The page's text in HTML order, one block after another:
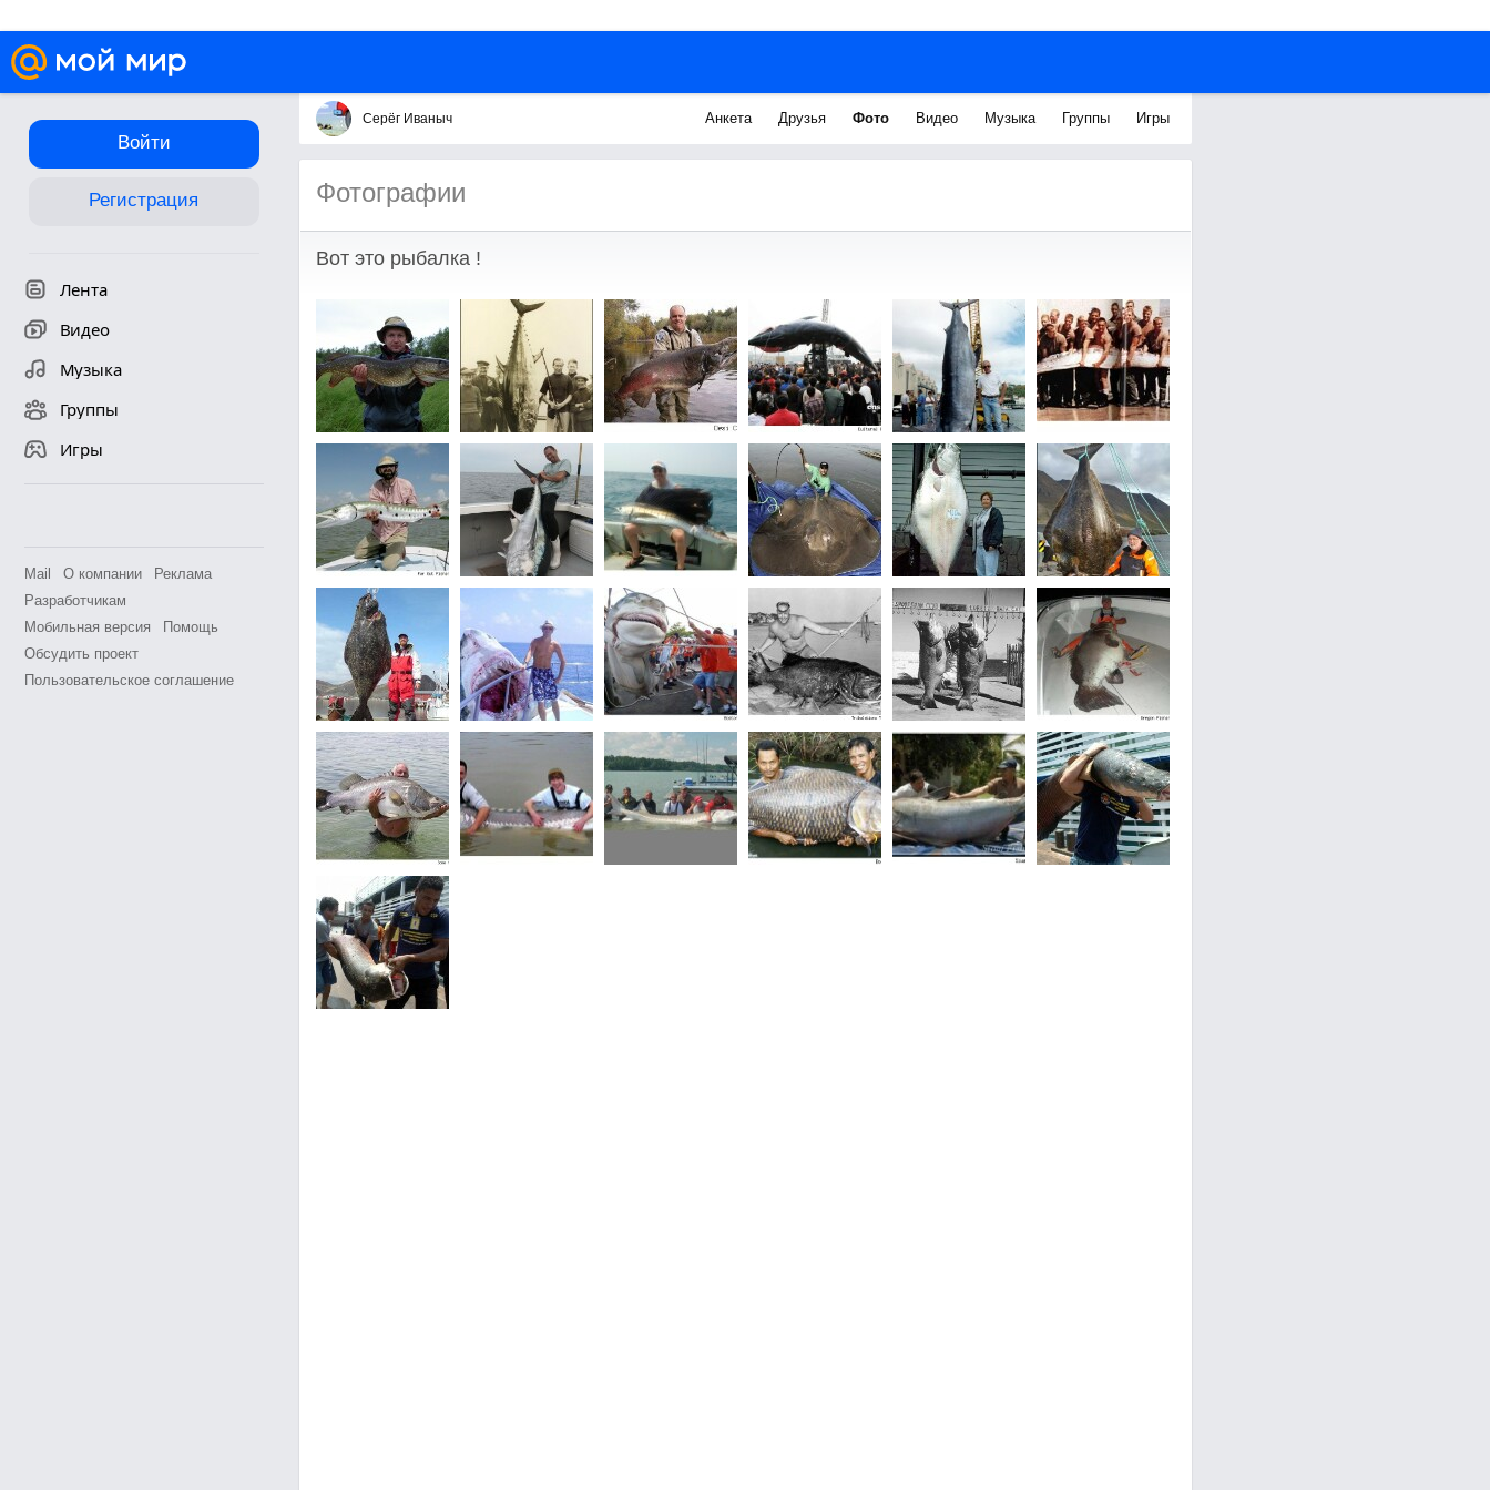
Войти
Регистрация
Лента
Видео
Музыка
Группы
Игры
Mail О компании
Реклама
Разработчикам
Мобильная версия
Помощь
Обсудить проект
Пользовательское соглашение
Серёг Иваныч Анкета Друзья Фото Видео Музыка Группы Игры
Фотографии
Вот это рыбалка !